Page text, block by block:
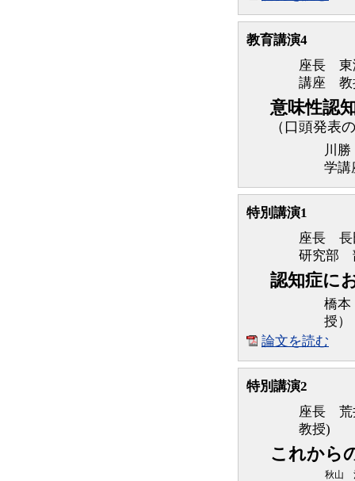
教育講演4
座長 東
講座 教
意味性認
（口頭発表
川
学
特別講演1
座長 長
研究部
認知症に
橋
授）
論文を読む
特別講演2
座長 荒
教授)
これから
秋山